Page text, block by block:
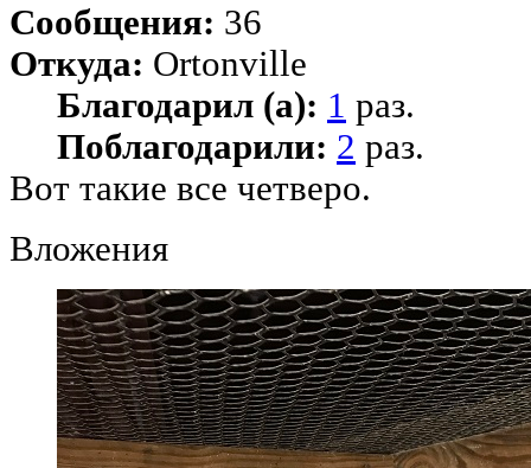
Сообщения: 36
Откуда: Ortonville
Благодарил (а): 1 раз.
Поблагодарили: 2 раз.
Вот такие все четверо.
Вложения